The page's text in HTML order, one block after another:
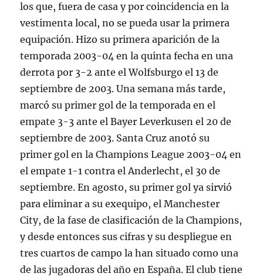
los que, fuera de casa y por coincidencia en la
vestimenta local, no se pueda usar la primera
equipación. Hizo su primera aparición de la
temporada 2003-04 en la quinta fecha en una
derrota por 3-2 ante el Wolfsburgo el 13 de
septiembre de 2003. Una semana más tarde,
marcó su primer gol de la temporada en el
empate 3-3 ante el Bayer Leverkusen el 20 de
septiembre de 2003. Santa Cruz anotó su
primer gol en la Champions League 2003-04 en
el empate 1-1 contra el Anderlecht, el 30 de
septiembre. En agosto, su primer gol ya sirvió
para eliminar a su exequipo, el Manchester
City, de la fase de clasificación de la Champions,
y desde entonces sus cifras y su despliegue en
tres cuartos de campo la han situado como una
de las jugadoras del año en España. El club tiene